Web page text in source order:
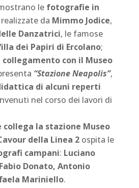
le fotografie in
da Mimmo Jodice,
Danzatrici, le famose
dei Papiri di Ercolano;
collegamento con il Museo
“Stazione Neapolis”,
di alcuni reperti
nel corso dei lavori di
collega la stazione Museo
della Linea 2ospita le
campani: Luciano
Donato, Antonio
Mariniello.